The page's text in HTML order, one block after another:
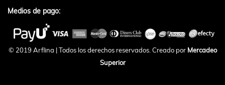
Medios de pago:
© 2019 Arflina | Todos los derechos reservados. Creado por Mercadeo
Superior